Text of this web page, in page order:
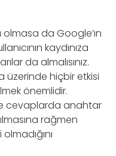
da Google’ın
kaydınıza
da almalısınız.
üzerinde hiçbir etkisi
önemlidir.
cevaplarda anahtar
rağmen